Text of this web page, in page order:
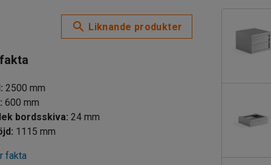
Liknande produkter
: 2500 mm
: 600 mm
Tjocklek bordsskiva: 24 mm
: 1115 mm
fakta